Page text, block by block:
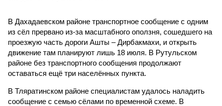
В Дахадаевском районе транспортное сообщение с одним
из сёл прервано из-за масштабного оползня, сошедшего на
проезжую часть дороги Ашты – Дирбакмахи, и открыть
движение там планируют лишь 18 июля. В Рутульском
районе без транспортного сообщения продолжают
оставаться ещё три населённых пункта.
В Тляратинском районе специалистам удалось наладить
сообщение с семью сёлами по временной схеме. В